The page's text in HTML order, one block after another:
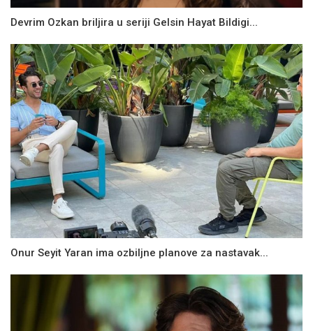
Devrim Ozkan briljira u seriji Gelsin Hayat Bildigi...
Onur Seyit Yaran ima ozbiljne planove za nastavak...